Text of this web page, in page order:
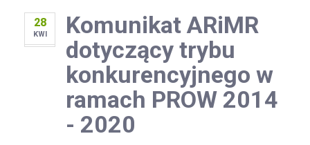
28
KWI
Komunikat ARiMR
dotyczący trybu
konkurencyjnego w
ramach PROW 2014
- 2020